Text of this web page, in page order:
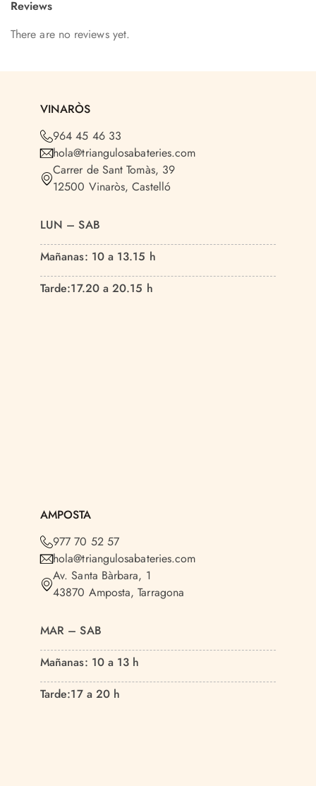
Reviews
There are no reviews yet.
VINARÒS
964 45 46 33
hola@triangulosabateries.com
Carrer de Sant Tomàs, 39
12500 Vinaròs, Castelló
LUN – SAB
Mañanas: 10 a 13.15 h
Tarde:17.20 a 20.15 h
AMPOSTA
977 70 52 57
hola@triangulosabateries.com
Av. Santa Bàrbara, 1
43870 Amposta, Tarragona
MAR – SAB
Mañanas: 10 a 13 h
Tarde:17 a 20 h